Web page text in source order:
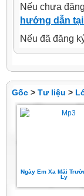
Nếu chưa
hướng dẫn
Nếu đã đăng
Gốc > Tư liệu >
Ngày Em Xa Mái
Ly